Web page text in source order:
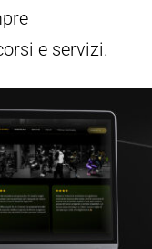
e servizi.